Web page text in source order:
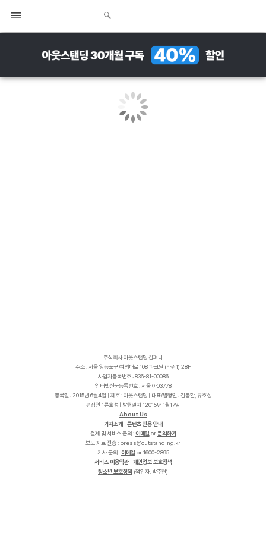
주식회사 아웃스탠딩 컴퍼니
주소 : 서울 영등포구 여의대로 108 파크원 (타워1) 28F
사업자등록번호 : 836-81-00086
인터넷신문등록번호 : 서울 아03778
등록일 : 2015년 6월4일 | 제호 : 아웃스탠딩 | 대표/발행인 : 김동환, 류호성
편집인 : 류호성 | 발행일자 : 2015년 1월17일
About Us
기자소개
콘텐츠 인용 안내
결제 및 서비스 문의 : 이메일 or문의하기
보도 자료 전송 :
r
k
.
g
n
i
d
n
a
t
s
t
u
o
@
s
s
e
r
p
기사 문의 : 이메일 or 1600-2895
서비스 이용약관| 개인정보 보호정책
청소년 보호정책 (책임자: 박주현)